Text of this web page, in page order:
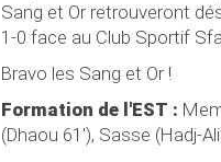
Sang et Or retrouveront
1-0 face au Club Sportif
Bravo les Sang et Or !
Formation de l'EST :
(Dhaou 61'), Sasse (Hadj-